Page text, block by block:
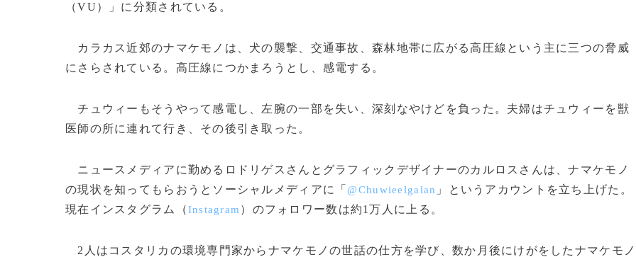
（VU）」に分類されている。
カラカス近郊のナマケモノは、犬の襲撃、交通事故、森林地帯に広がる高圧線という主に三つの脅威
にさらされている。高圧線につかまろうとし、感電する。
チュウィーもそうやって感電し、左腕の一部を失い、深刻なやけどを負った。夫婦はチュウィーを獣
医師の所に連れて行き、その後引き取った。
ニュースメディアに勤めるロドリゲスさんとグラフィックデザイナーのカルロスさんは、ナマケモノ
の現状を知ってもらおうとソーシャルメディアに「@Chuwieelgalan 」というアカウントを立ち上げた。
現在インスタグラム（Instagram ）のフォロワー数は約1万人に上る。
2人はコスタリカの環境専門家からナマケモノの世話の仕方を学び、数か月後にけがをしたナマケモノ